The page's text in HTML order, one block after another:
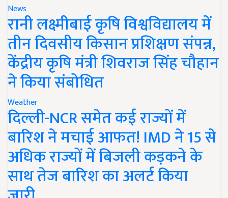
News
रानी लक्ष्मीबाई कृषि विश्वविद्यालय में
तीन दिवसीय किसान प्रशिक्षण संपन्न,
केंद्रीय कृषि मंत्री शिवराज सिंह चौहान
ने किया संबोधित
Weather
दिल्ली-NCR समेत कई राज्यों में
बारिश ने मचाई आफत! IMD ने 15 से
अधिक राज्यों में बिजली कड़कने के
साथ तेज बारिश का अलर्ट किया